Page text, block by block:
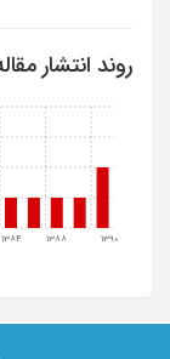
روند انتشار
1384 1388 1390